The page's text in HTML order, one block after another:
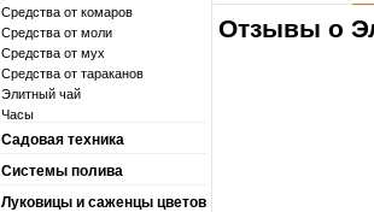
Средства от комаров
Средства от моли
Средства от мух
Средства от тараканов
Элитный чай
Часы
Садовая техника
Системы полива
Луковицы и саженцы цветов
Отзывы о